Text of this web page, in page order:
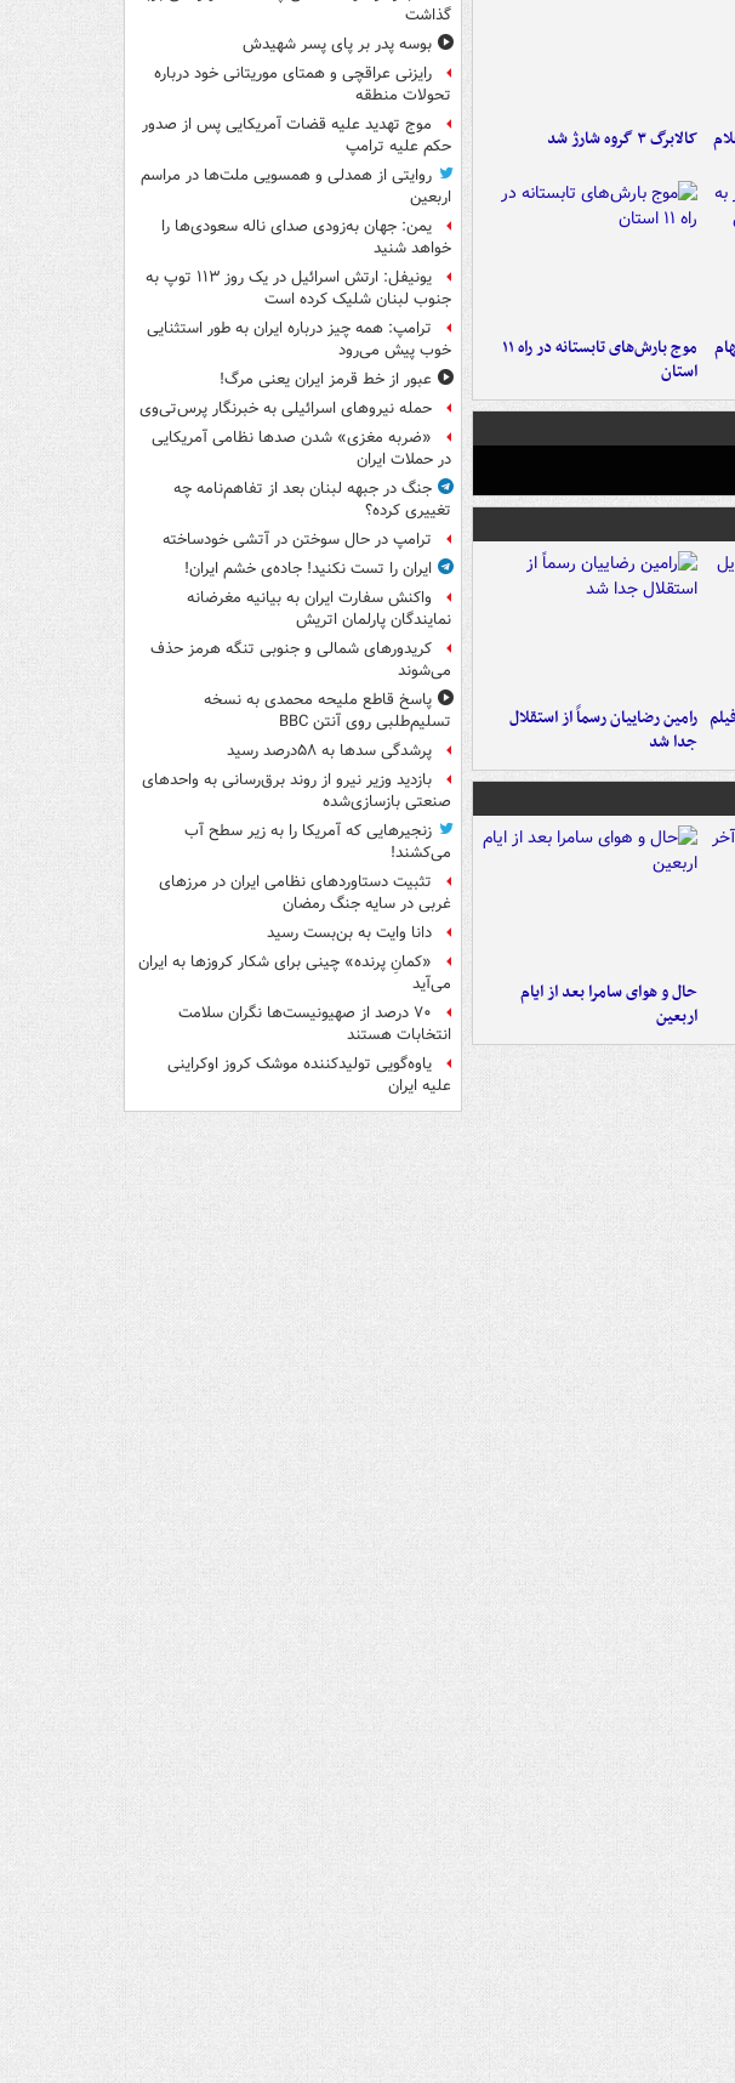
کالابرگ ۳ گروه شارژ شد
موج بارش‌های تابستانه در راه ۱۱
استان
رامین رضاییان رسماً از استقلال
جدا شد
حال و هوای سامرا بعد از ایام
اربعین
گذاشت
بوسه‌ پدر بر پای پسر شهیدش
رایزنی عراقچی و همتای موریتانی خود درباره
تحولات منطقه
موج تهدید علیه قضات آمریکایی پس از صدور
حکم علیه ترامپ
روایتی از همدلی و همسویی ملت‌ها در مراسم
اربعین
یمن: جهان به‌زودی صدای ناله سعودی‌ها را
خواهد شنید
یونیفل: ارتش اسرائیل در یک روز ۱۱۳ توپ به
جنوب لبنان شلیک کرده است
ترامپ: همه چیز درباره ایران به طور استثنایی
خوب پیش می‌رود
عبور از خط قرمز ایران یعنی مرگ!
حمله نیروهای اسرائیلی به خبرنگار پرس‌تی‌وی
«ضربه مغزی» شدن صدها نظامی آمریکایی
در حملات ایران
جنگ در جبهه لبنان بعد از تفاهم‌نامه چه
تغییری کرده؟
ترامپ در حال سوختن در آتشی خودساخته
ایران را تست نکنید! جاده‌ی خشم ایران!
واکنش سفارت ایران به بیانیه مغرضانه
نمایندگان پارلمان اتریش
کریدورهای شمالی و جنوبی تنگه هرمز حذف
می‌شوند
پاسخ قاطع ملیحه محمدی به نسخه
تسلیم‌طلبی روی آنتن BBC
پرشدگی سدها به ۵۸درصد رسید
بازدید وزیر نیرو از روند برق‌رسانی به واحدهای
صنعتی بازسازی‌شده
زنجیرهایی که آمریکا را به زیر سطح آب
می‌کشند!
تثبیت دستاوردهای نظامی ایران در مرزهای
غربی در سایه جنگ رمضان
دانا وایت به بن‌بست رسید
«کمانِ پرنده» چینی برای شکار کروزها به ایران
می‌آید
۷۰ درصد از صهیونیست‌ها نگران سلامت
انتخابات هستند
یاوه‌گویی تولیدکننده موشک کروز اوکراینی
علیه ایران